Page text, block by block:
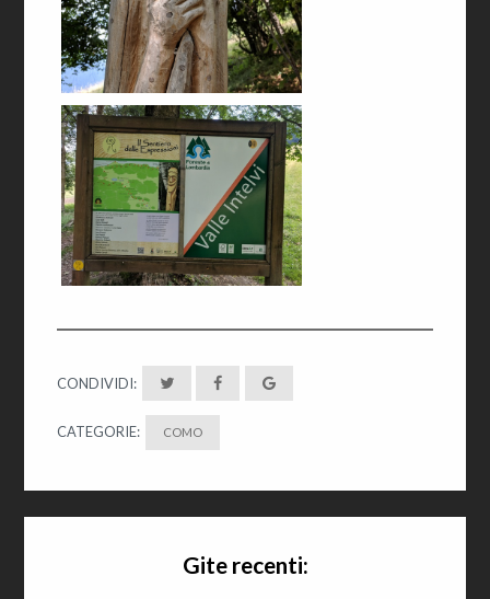
CONDIVIDI:
CATEGORIE: COMO
Gite recenti: